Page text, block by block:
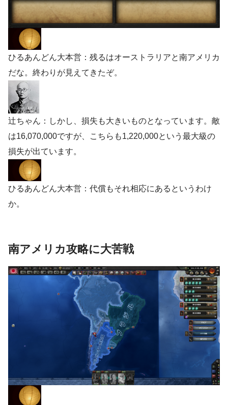
ひるあんどん大本営：残るはオーストラリアと南アメリカ
だな。終わりが見えてきたぞ。
辻ちゃん：しかし、損失も大きいものとなっています。敵
は16,070,000ですが、こちらも1,220,000という最大級の
損失が出ています。
ひるあんどん大本営：代償もそれ相応にあるというわけ
か。
南アメリカ攻略に大苦戦